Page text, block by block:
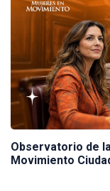
Observatorio de
Movimiento